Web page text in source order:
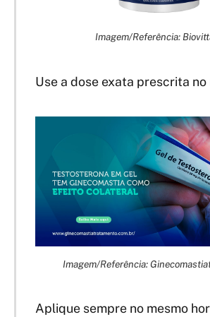
Imagem/Referência:
Use a dose exata prescrita
Imagem/Referência:
Aplique sempre no mesmo